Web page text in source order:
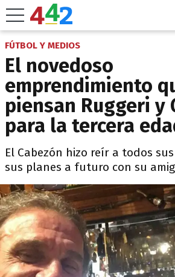
FÚTBOL Y MEDIOS
El novedoso
emprendimiento
piensan Ruggeri y
para la tercera
El Cabezón hizo reír a todos
sus planes a futuro con su